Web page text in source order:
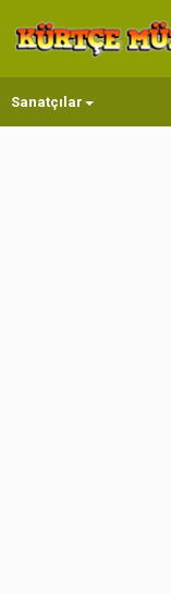
Sanatçılar